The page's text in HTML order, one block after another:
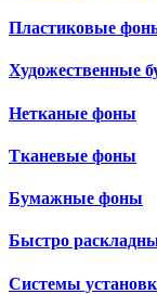
Пластиковые
Художественные
Нетканые фоны
Тканевые фоны
Бумажные фоны
Быстро
Системы